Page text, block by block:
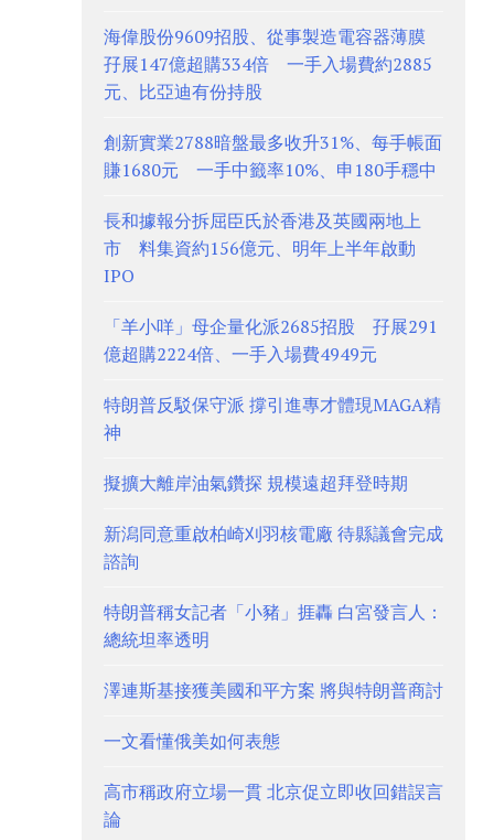
海偉股份9609招股、從事製造電容器薄膜
孖展147億超購334倍 一手入場費約2885
元、比亞迪有份持股
創新實業2788暗盤最多收升31%、每手帳面
賺1680元 一手中籤率10%、申180手穩中
長和據報分拆屈臣氏於香港及英國兩地上
市 料集資約156億元、明年上半年啟動
IPO
「羊小咩」母企量化派2685招股 孖展291
億超購2224倍、一手入場費4949元
特朗普反駁保守派 撐引進專才體現MAGA精
神
擬擴大離岸油氣鑽探 規模遠超拜登時期
新潟同意重啟柏崎刈羽核電廠 待縣議會完成
諮詢
特朗普稱女記者「小豬」捱轟 白宮發言人：
總統坦率透明
澤連斯基接獲美國和平方案 將與特朗普商討
一文看懂俄美如何表態
高市稱政府立場一貫 北京促立即收回錯誤言
論